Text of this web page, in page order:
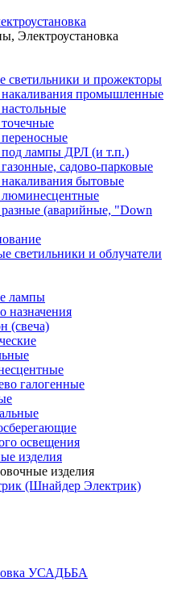
Электроустановка
светильники и прожекторы
промышленные
лампы ДРЛ (и т.п.)
садово-парковые
бытовые
(аварийные, "Down
светильники и облучатели
лампы
назначения
(свеча)
галогенные
освещения
изделия
изделия
(Шнайдер Электрик)
УСАДЬБА